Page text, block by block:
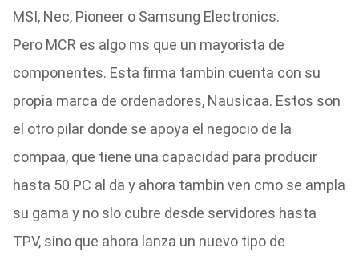
MSI, Nec, Pioneer o Samsung Electronics.
Pero MCR es algo ms que un mayorista de
componentes. Esta firma tambin cuenta con su
propia marca de ordenadores, Nausicaa. Estos son
el otro pilar donde se apoya el negocio de la
compaa, que tiene una capacidad para producir
hasta 50 PC al da y ahora tambin ven cmo se ampla
su gama y no slo cubre desde servidores hasta
TPV, sino que ahora lanza un nuevo tipo de